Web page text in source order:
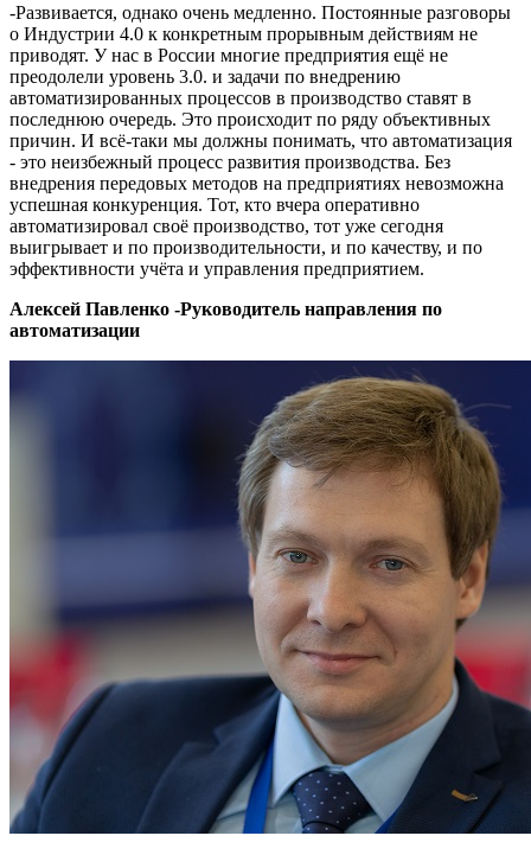
-Развивается, однако очень медленно. Постоянные разговоры
о Индустрии 4.0 к конкретным прорывным действиям не
приводят. У нас в России многие предприятия ещё не
преодолели уровень 3.0. и задачи по внедрению
автоматизированных процессов в производство ставят в
последнюю очередь. Это происходит по ряду объективных
причин. И всё-таки мы должны понимать, что автоматизация
- это неизбежный процесс развития производства. Без
внедрения передовых методов на предприятиях невозможна
успешная конкуренция. Тот, кто вчера оперативно
автоматизировал своё производство, тот уже сегодня
выигрывает и по производительности, и по качеству, и по
эффективности учёта и управления предприятием.
Алексей Павленко -Руководитель направления по
автоматизации